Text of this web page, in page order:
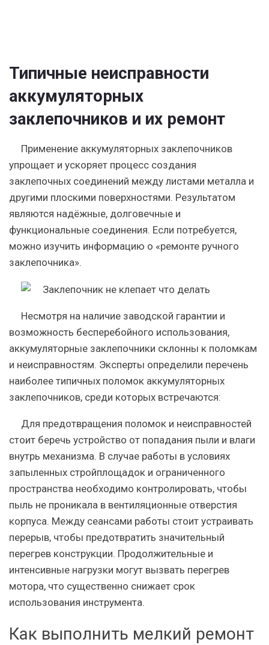
Типичные неисправности
аккумуляторных
заклепочников и их ремонт
Применение аккумуляторных заклепочников
упрощает и ускоряет процесс создания
заклепочных соединений между листами металла и
другими плоскими поверхностями. Результатом
являются надёжные, долговечные и
функциональные соединения. Если потребуется,
можно изучить информацию о «ремонте ручного
заклепочника».
Несмотря на наличие заводской гарантии и
возможность бесперебойного использования,
аккумуляторные заклепочники склонны к поломкам
и неисправностям. Эксперты определили перечень
наиболее типичных поломок аккумуляторных
заклепочников, среди которых встречаются:
Для предотвращения поломок и неисправностей
стоит беречь устройство от попадания пыли и влаги
внутрь механизма. В случае работы в условиях
запыленных стройплощадок и ограниченного
пространства необходимо контролировать, чтобы
пыль не проникала в вентиляционные отверстия
корпуса. Между сеансами работы стоит устраивать
перерыв, чтобы предотвратить значительный
перегрев конструкции. Продолжительные и
интенсивные нагрузки могут вызвать перегрев
мотора, что существенно снижает срок
использования инструмента.
Как выполнить мелкий ремонт